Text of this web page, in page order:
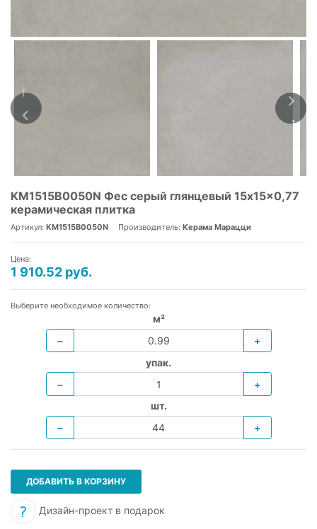
KM1515B0050N Фес серый глянцевый 15x15x0,77
керамическая плитка
Артикул: KM1515B0050N Производитель: Керама Марацци
Цена:
1 910.52 руб.
Выберите необходимое количество:
м²
−
+
упак.
−
+
шт.
−
+
ДОБАВИТЬ В КОРЗИНУ
Дизайн-проект в подарок